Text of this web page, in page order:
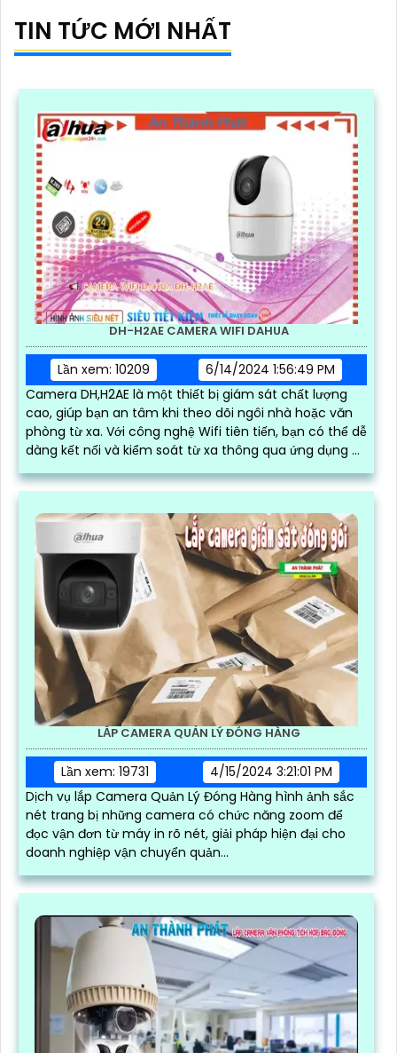
TIN TỨC MỚI NHẤT
DH-H2AE CAMERA WIFI DAHUA
Lần xem: 10209
6/14/2024 1:56:49 PM
Camera DH,H2AE là một thiết bị giám sát chất lượng
cao, giúp bạn an tâm khi theo dõi ngôi nhà hoặc văn
phòng từ xa. Với công nghệ Wifi tiên tiến, bạn có thể dễ
dàng kết nối và kiểm soát từ xa thông qua ứng dụng di
LẮP CAMERA QUẢN LÝ ĐÓNG HÀNG
Lần xem: 19731
4/15/2024 3:21:01 PM
Dịch vụ lắp Camera Quản Lý Đóng Hàng hình ảnh sắc
nét trang bị những camera có chức năng zoom để
đọc vận đơn từ máy in rõ nét, giải pháp hiện đại cho
doanh nghiệp vận chuyển quản...